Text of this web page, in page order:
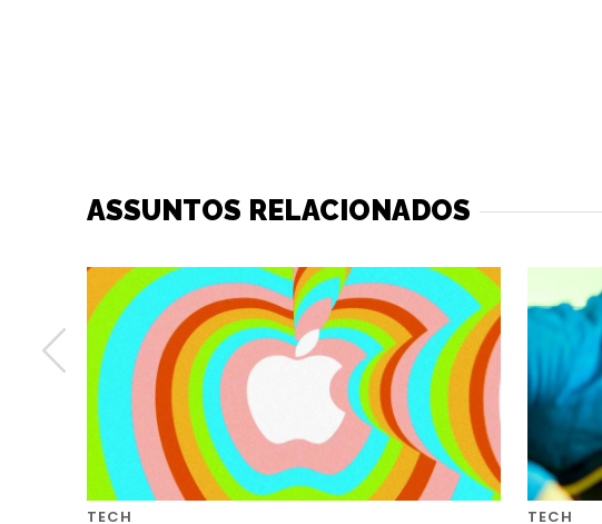
ASSUNTOS RELACIONADOS
TECH TECH